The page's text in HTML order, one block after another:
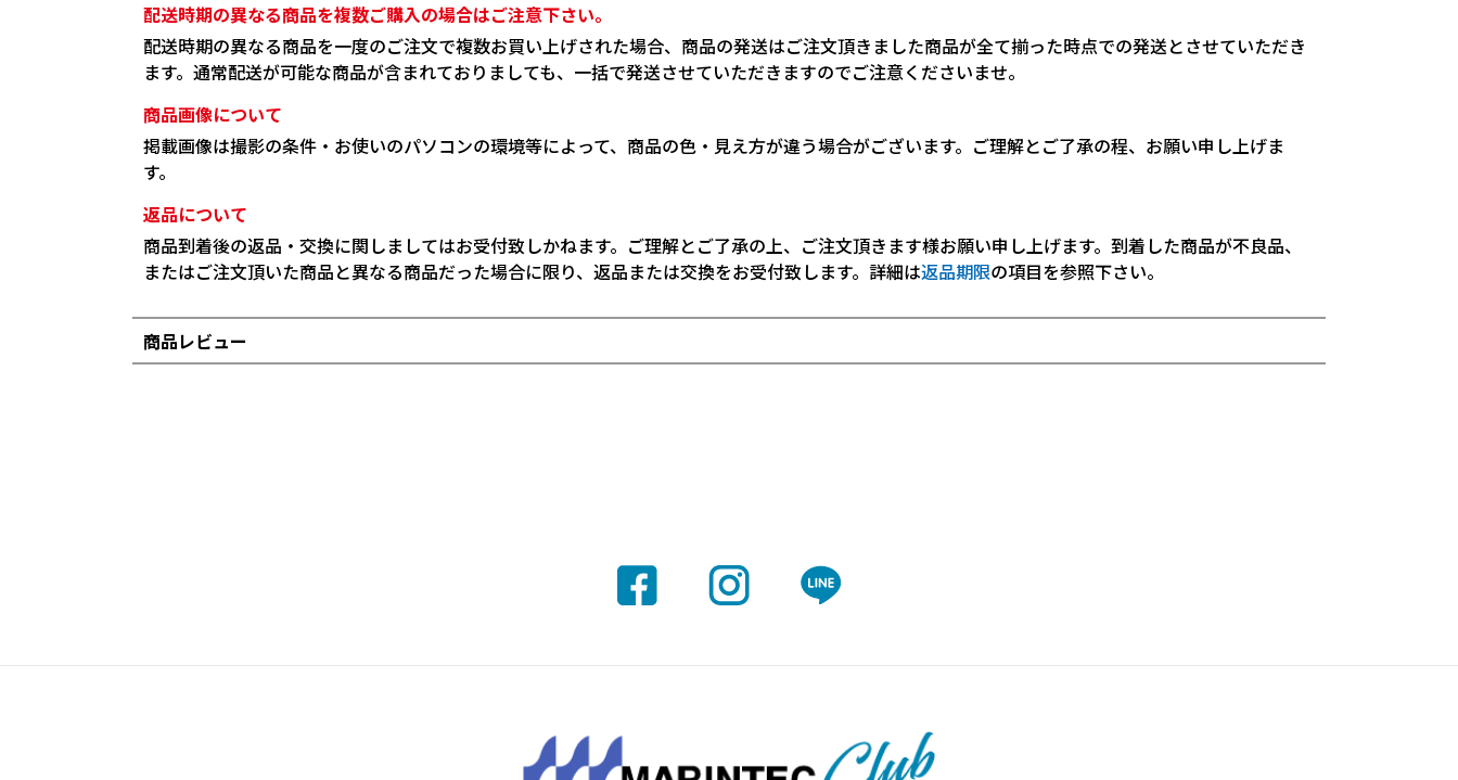
配送時期の異なる商品を複数ご購入の場合はご注意下さい。
配送時期の異なる商品を一度のご注文で複数お買い上げされた場合、商品の発送はご注文頂きました商品が全て揃った時点での発送とさせていただき
ます。通常配送が可能な商品が含まれておりましても、一括で発送させていただきますのでご注意くださいませ。
商品画像について
掲載画像は撮影の条件・お使いのパソコンの環境等によって、商品の色・見え方が違う場合がございます。ご理解とご了承の程、お願い申し上げま
す。
返品について
商品到着後の返品・交換に関しましてはお受付致しかねます。ご理解とご了承の上、ご注文頂きます様お願い申し上げます。到着した商品が不良品、
またはご注文頂いた商品と異なる商品だった場合に限り、返品または交換をお受付致します。詳細は返品期限の項目を参照下さい。
商品レビュー